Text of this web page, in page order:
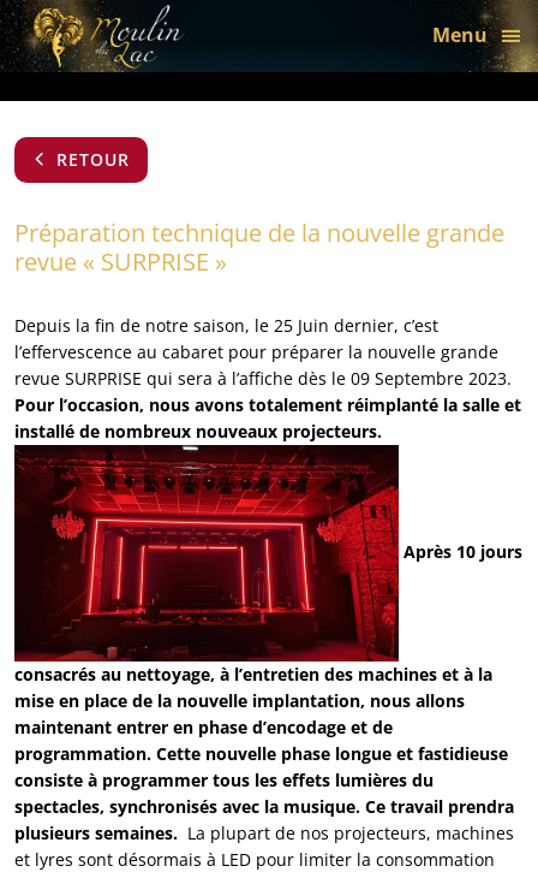
bon
Menu
RETOUR
Préparation technique de la nouvelle grande
revue « SURPRISE »
Depuis la fin de notre saison, le 25 Juin dernier, c’est
l’effervescence au cabaret pour préparer la nouvelle grande
revue SURPRISE qui sera à l’affiche dès le 09 Septembre 2023.
Pour l’occasion, nous avons totalement réimplanté la salle et
installé de nombreux nouveaux projecteurs.
Après 10 jours
consacrés au nettoyage, à l’entretien des machines et à la
mise en place de la nouvelle implantation, nous allons
maintenant entrer en phase d’encodage et de
programmation. Cette nouvelle phase longue et fastidieuse
consiste à programmer tous les effets lumières du
spectacles, synchronisés avec la musique. Ce travail prendra
plusieurs semaines. La plupart de nos projecteurs, machines
et lyres sont désormais à LED pour limiter la consommation